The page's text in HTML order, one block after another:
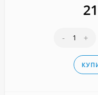
- +